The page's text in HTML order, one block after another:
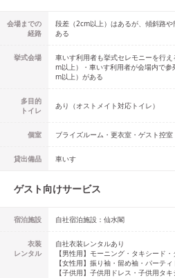
会場までの
経路
段差（2cm以上）はあるが、傾斜路
ある
挙式会場
車いす利用者も挙式セレモニーを行
m以上）・車いす利用者が会場内で
m以上）がある
多目的
トイレ
あり （オストメイト対応トイレ）
個室 ブライズルーム・更衣室・ゲスト控室
貸出備品 車いす
ゲスト向けサービス
宿泊施設 自社宿泊施設：仙水閣
衣装
レンタル
自社衣装レンタルあり
【男性用】 モーニング・タキシード・
【女性用】 振り袖・留め袖・パーティ
【子供用】 子供用ドレス・子供用タキ